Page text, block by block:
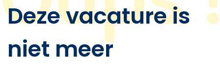
Deze vacature is
niet meer